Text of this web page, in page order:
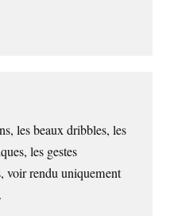
les beaux dribbles, les
les gestes
voir rendu uniquement